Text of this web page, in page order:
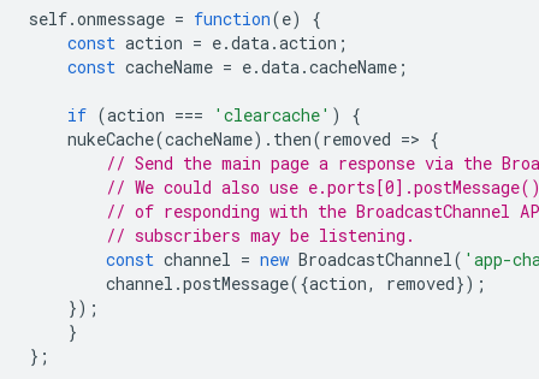
self.onmessage = function(e)
{
const action = e.data.action ;
const cacheName = e.data.cacheName ;
if (action === 'clearcache' )
{
nukeCache(cacheName). then(removed => {
// Send the main page a response via the
// We could also use
// of responding with the BroadcastChannel
// subscribers may be listening.
const channel = new BroadcastChannel( 'app-
channel .postMessage({action, removed});
});
}
};